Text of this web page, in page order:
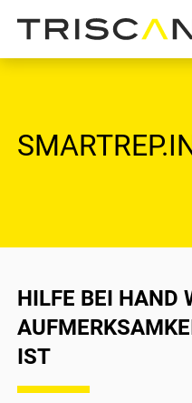
HILFE BEI HAND
IST